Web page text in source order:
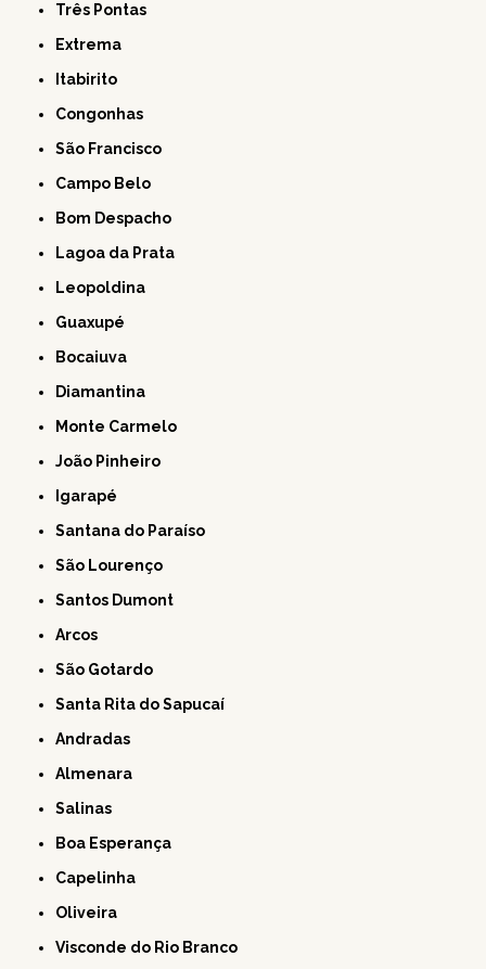
Três Pontas
Extrema
Itabirito
Congonhas
São Francisco
Campo Belo
Bom Despacho
Lagoa da Prata
Leopoldina
Guaxupé
Bocaiuva
Diamantina
Monte Carmelo
João Pinheiro
Igarapé
Santana do Paraíso
São Lourenço
Santos Dumont
Arcos
São Gotardo
Santa Rita do Sapucaí
Andradas
Almenara
Salinas
Boa Esperança
Capelinha
Oliveira
Visconde do Rio Branco